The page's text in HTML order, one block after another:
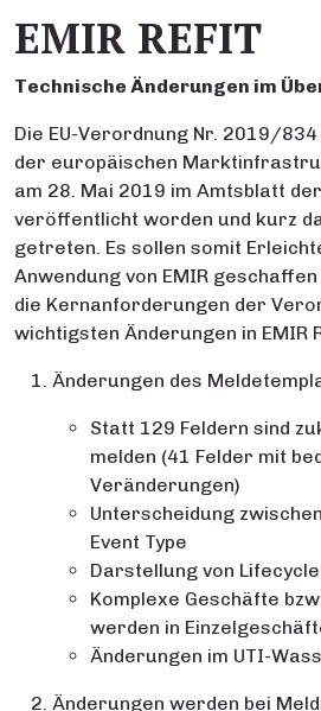
EMIR REFIT
Technische Änderungen im
Die EU-Verordnung Nr. 2019/
der europäischen
am 28. Mai 2019 im Amtsblatt
veröffentlicht worden und kurz
getreten. Es sollen somit
Anwendung von EMIR
die Kernanforderungen der
wichtigsten Änderungen in EMIR
Änderungen des
Statt 129 Feldern sind
melden (41 Felder mit
Veränderungen)
Unterscheidung
Event Type
Darstellung von
Komplexe Geschäfte
werden in
Änderungen im UTI-
Änderungen werden bei